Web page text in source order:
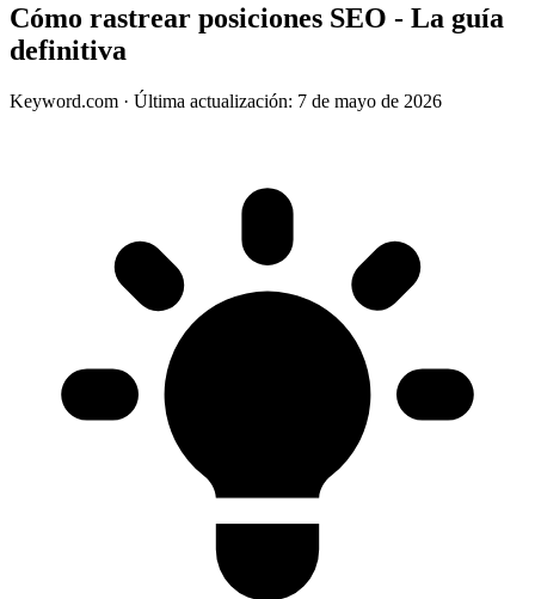
Cómo rastrear posiciones SEO - La guía
definitiva
Keyword.com · Última actualización: 7 de mayo de 2026